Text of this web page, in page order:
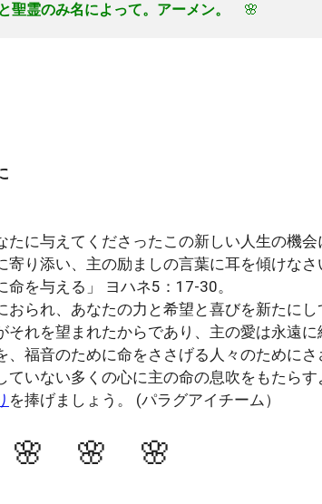
聖霊のみ名によって。アーメン。 🌸
たに与えてくださったこの新しい人生の機会
寄り添い、主の励ましの言葉に耳を傾けなさ
命を与える」 ヨハネ5：17-30。
おられ、あなたの力と希望と喜びを新たに
それを望まれたからであり、主の愛は永遠に
、福音のために命をささげる人々のために
ていない多くの心に主の命の息吹をもたらす
を捧げましょう。 (パラグアイチーム）
🌸 🌸 🌸